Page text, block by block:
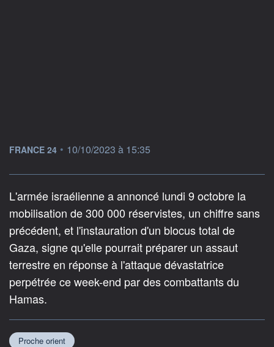
information fournie par
FRANCE 24 • 10/10/2023 à 15:35
L'armée israélienne a annoncé lundi 9 octobre la
mobilisation de 300 000 réservistes, un chiffre sans
précédent, et l'instauration d'un blocus total de
Gaza, signe qu'elle pourrait préparer un assaut
terrestre en réponse à l'attaque dévastatrice
perpétrée ce week-end par des combattants du
Hamas.
Proche orient